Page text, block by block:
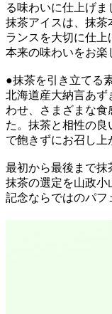
る味わいに仕上げま
抹茶アイスは、抹茶
ランスを大切に仕
本来の味わいをお楽
●抹茶を引き立てる
北海道産大納言あず
わせ、さまざまな食
た。抹茶と相性の良
で飽きずにお召し上
最初から最後まで抹
抹茶の選定を山政小
記念ならではのパフ